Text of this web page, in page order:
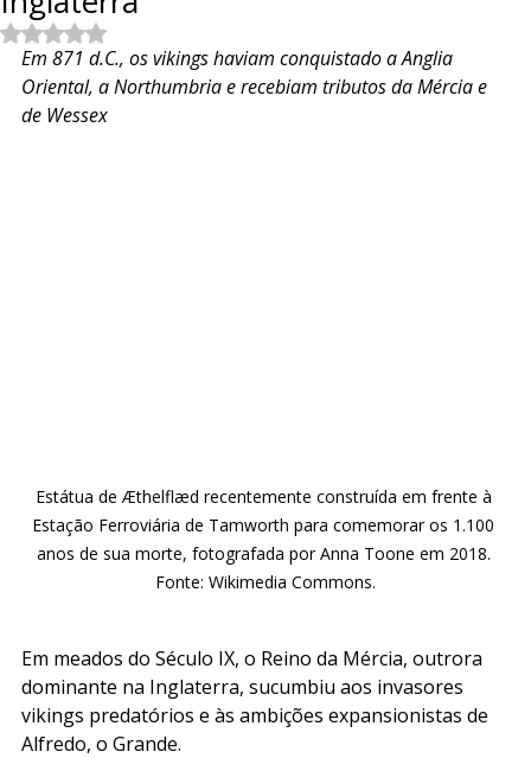
Avaliado com NaN de 5 estrelas.
Em 871 d.C., os vikings haviam conquistado a Anglia
Oriental, a Northumbria e recebiam tributos da Mércia e
de Wessex
Estátua de Æthelflæd recentemente construída em frente à
Estação Ferroviária de Tamworth para comemorar os 1.100
anos de sua morte, fotografada por Anna Toone em 2018.
Fonte: Wikimedia Commons.
Em meados do Século IX, o Reino da Mércia, outrora
dominante na Inglaterra, sucumbiu aos invasores
vikings predatórios e às ambições expansionistas de
Alfredo, o Grande.